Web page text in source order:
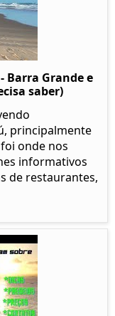
Barra Grande e
saber)
principalmente
onde nos
informativos
de restaurantes,